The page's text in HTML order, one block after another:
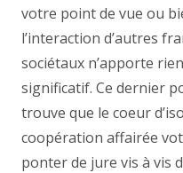
votre point de vue ou
l’interaction d’autres
sociétaux n’apporte
significatif. Ce dernier
trouve que le coeur
coopération affairée
ponter de jure vis à vis